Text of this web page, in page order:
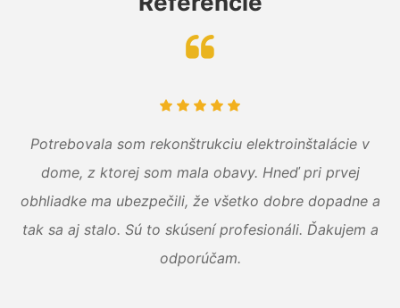
Potrebovala som rekonštrukciu elektroinštalácie v
dome, z ktorej som mala obavy. Hneď pri prvej
obhliadke ma ubezpečili, že všetko dobre dopadne a
tak sa aj stalo. Sú to skúsení profesionáli. Ďakujem a
odporúčam.